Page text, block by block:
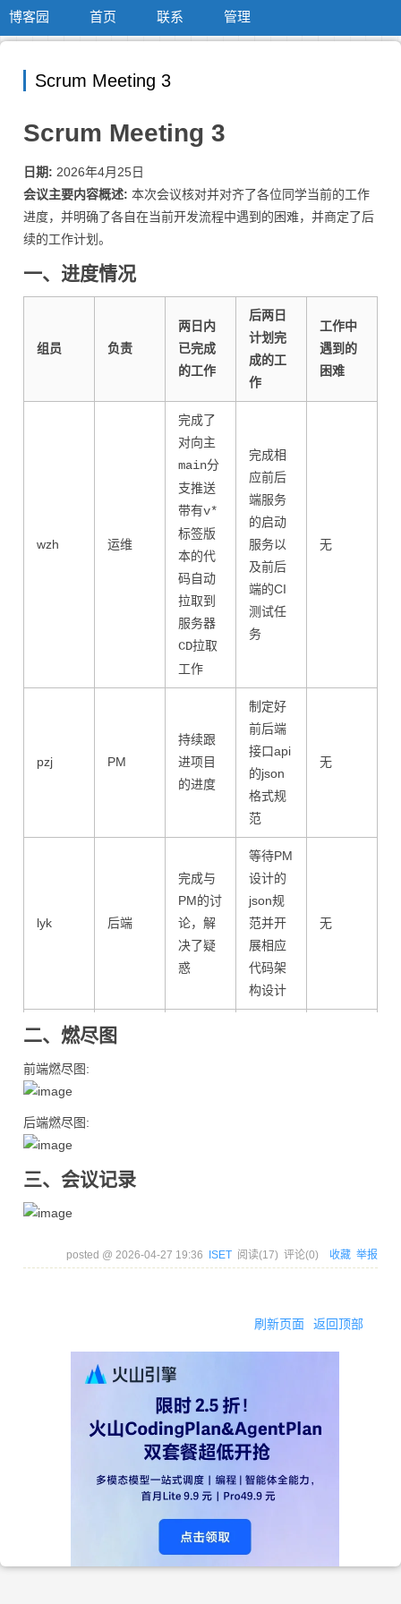
博客园 首页 联系 管理
Scrum Meeting 3
Scrum Meeting 3
日期: 2026年4月25日
会议主要内容概述: 本次会议核对并对齐了各位同学当前的工作
进度，并明确了各自在当前开发流程中遇到的困难，并商定了后
续的工作计划。
一、进度情况
组员 负责
两日内
已完成
的工作
后两日
计划完
成的工
作
工作中
遇到的
困难
wzh 运维
完成了
对向主
main分
支推送
带有v*
标签版
本的代
码自动
拉取到
服务器
CD拉取
工作
完成相
应前后
端服务
的启动
服务以
及前后
端的CI
测试任
务
无
pzj PM
持续跟
进项目
的进度
制定好
前后端
接口api
的json
格式规
范
无
lyk 后端
完成与
PM的讨
论，解
决了疑
惑
等待PM
设计的
json规
范并开
展相应
代码架
构设计
无
dzh
代码编
的新功
能做测
无
无
统页面
+联机系
统房间
前端页
面+服务
定义规
二、燃尽图
前端燃尽图:
后端燃尽图:
三、会议记录
posted @ 2026-04-27 19:36 ISET 阅读(17) 评论(0) 收藏 举报
刷新页面 返回顶部